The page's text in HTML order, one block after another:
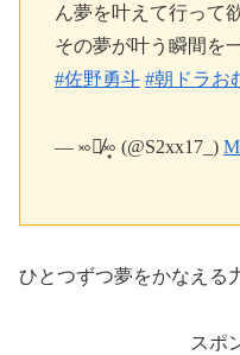
ん夢を叶えて行っ
その夢が叶う瞬間を
#佐野勇斗 #朝ドラお
— ࿎♡̸᩠࿎ (@S2xx17_)
ひとつずつ夢をかなえる
スポ